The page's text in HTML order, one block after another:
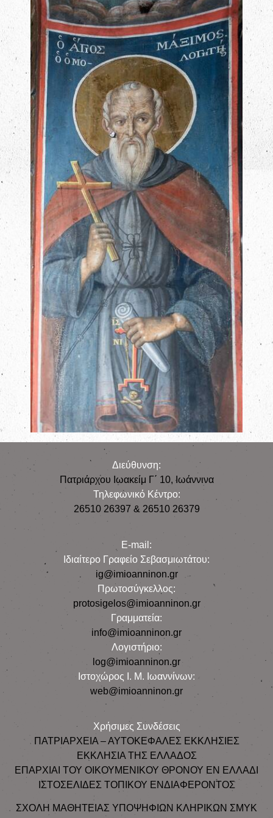
Διεύθυνση:
Πατριάρχου Ιωακείμ Γ΄ 10, Iωάννινα
Τηλεφωνικό Κέντρο:
26510 26397 & 26510 26379
E-mail:
Iδιαίτερο Γραφείο Σεβασμιωτάτου:
ig@imioanninon.gr
Πρωτοσύγκελλος:
protosigelos@imioanninon.gr
Γραμματεία:
info@imioanninon.gr
Λογιστήριο:
log@imioanninon.gr
Ιστοχώρος Ι. Μ. Ιωαννίνων:
web@imioanninon.gr
Χρήσιμες Συνδέσεις
ΠΑΤΡΙΑΡΧΕΙΑ – ΑΥΤΟΚΕΦΑΛΕΣ ΕΚΚΛΗΣΙΕΣ
ΕΚΚΛΗΣΙΑ ΤΗΣ ΕΛΛΑΔΟΣ
ΕΠΑΡΧΙΑΙ ΤΟΥ ΟΙΚΟΥΜΕΝΙΚΟΥ ΘΡΟΝΟΥ ΕΝ ΕΛΛΑΔΙ
ΙΣΤΟΣΕΛΙΔΕΣ ΤΟΠΙΚΟΥ ΕΝΔΙΑΦΕΡΟΝΤΟΣ
ΣΧΟΛΗ ΜΑΘΗΤΕΙΑΣ ΥΠΟΨΗΦΙΩΝ ΚΛΗΡΙΚΩΝ ΣΜΥΚ